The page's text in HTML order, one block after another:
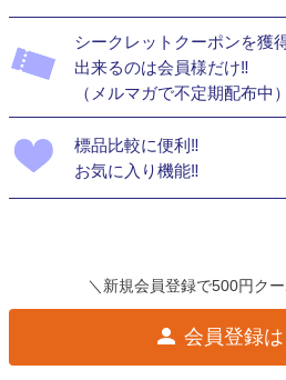
シークレットクーポンを獲
出来るのは会員様だけ‼
（メルマガで不定期配布中）
標品比較に便利‼
お気に入り機能‼
＼新規会員登録で500円ク
会員登録